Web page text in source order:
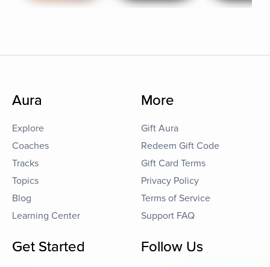
Aura
Explore
Coaches
Tracks
Topics
Blog
Learning Center
More
Gift Aura
Redeem Gift Code
Gift Card Terms
Privacy Policy
Terms of Service
Support FAQ
Get Started Follow Us